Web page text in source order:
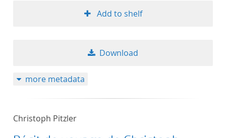
Add to shelf
Download
more metadata
Christoph Pitzler